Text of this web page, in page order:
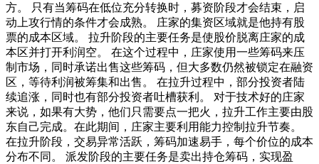
方。 只有当筹码在低位充分转换时，募资阶段才会结束，启
动上攻行情的条件才会成熟。 庄家的集资区域就是他持有股
票的成本区域。 拉升阶段的主要任务是使股价脱离庄家的成
本区并打开利润空。 在这个过程中，庄家使用一些筹码来压
制市场，同时承诺出售这些筹码，但大多数仍然被锁定在融资
区，等待利润被筹集和出售。 在拉升过程中，部分投资者陆
续追涨，同时也有部分投资者吐槽获利。 对于技术好的庄家
来说，如果有大势，他们只需要点一把火，拉升工作主要由股
东自己完成。在此期间，庄家主要利用能力控制拉升节奏。
在拉升阶段，交易异常活跃，筹码加速易手，每个价位的成本
分布不同。 派发阶段的主要任务是卖出持仓筹码，实现盈